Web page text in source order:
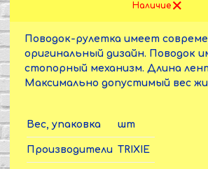
Наличие
Поводок-рулетка имеет
оригинальный дизайн. Поводок
стопорный механизм. Длина
Максимально допустимый вес
Вес, упаковка шт
Производители TRIXIE